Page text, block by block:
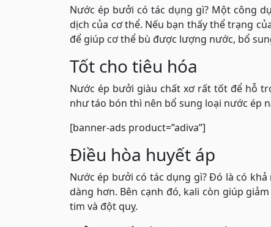
Nước ép bưởi có tác dụng gì? Một công
dịch của cơ thể. Nếu bạn thấy thể trạng
để giúp cơ thể bù được lượng nước, bổ
Tốt cho tiêu hóa
Nước ép bưởi giàu chất xơ rất tốt để hỗ
như táo bón thì nên bổ sung loại nước ép
[banner-ads product=”adiva”]
Điều hòa huyết áp
Nước ép bưởi có tác dụng gì? Đó là có
dàng hơn. Bên cạnh đó, kali còn giúp
tim và đột quỵ.